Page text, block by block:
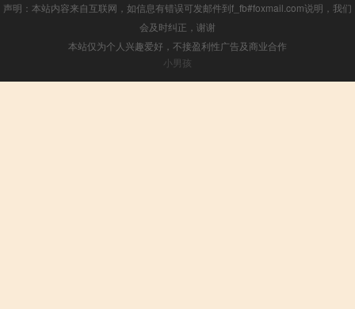
声明：本站内容来自互联网，如信息有错误可发邮件到f_fb#foxmail.com说明，我们
会及时纠正，谢谢
本站仅为个人兴趣爱好，不接盈利性广告及商业合作
小男孩